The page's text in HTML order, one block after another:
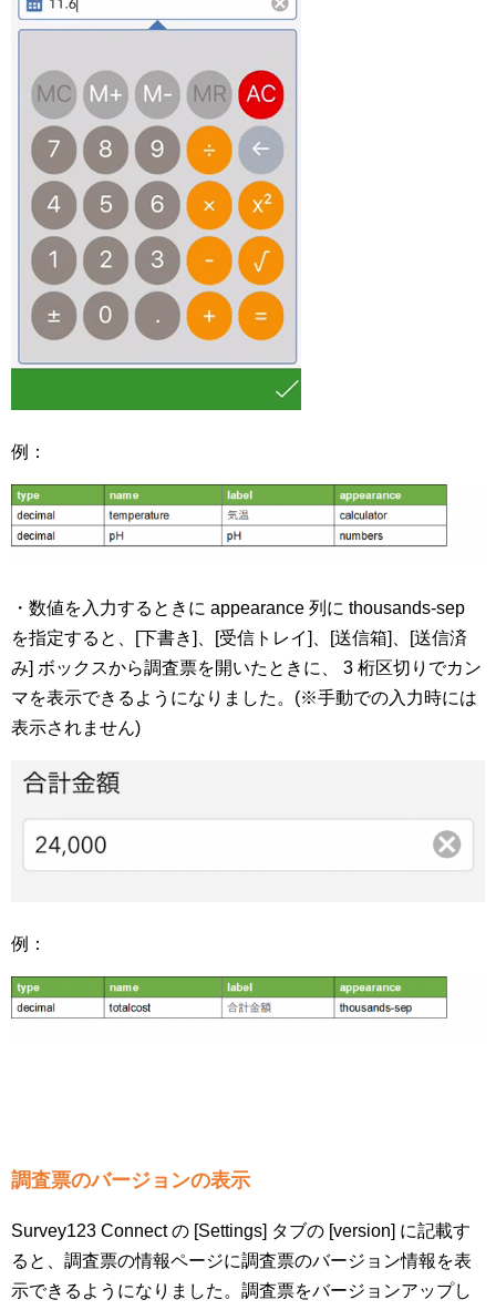
例：
・数値を入力するときに appearance 列に thousands-sep
を指定すると、[下書き]、[受信トレイ]、[送信箱]、[送信済
み] ボックスから調査票を開いたときに、 3 桁区切りでカン
マを表示できるようになりました。(※手動での入力時には
表示されません)
例：
調査票のバージョンの表示
Survey123 Connect の [Settings] タブの [version] に記載す
ると、調査票の情報ページに調査票のバージョン情報を表
示できるようになりました。調査票をバージョンアップし